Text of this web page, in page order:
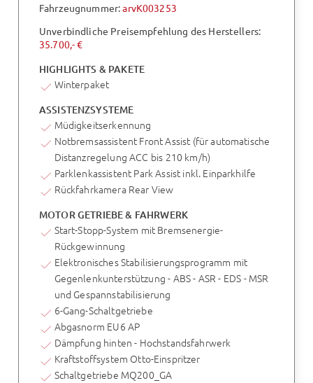
Fahrzeugnummer:arvK003253
Unverbindliche Preisempfehlung des Herstellers:
35.700,- €
HIGHLIGHTS & PAKETE
Winterpaket
ASSISTENZSYSTEME
Müdigkeitserkennung
Notbremsassistent Front Assist (für automatische
Distanzregelung ACC bis 210 km/h)
Parklenkassistent Park Assist inkl. Einparkhilfe
Rückfahrkamera Rear View
MOTOR GETRIEBE & FAHRWERK
Start-Stopp-System mit Bremsenergie-
Rückgewinnung
Elektronisches Stabilisierungsprogramm mit
Gegenlenkunterstützung - ABS - ASR - EDS - MSR
und Gespannstabilisierung
6-Gang-Schaltgetriebe
Abgasnorm EU6 AP
Dämpfung hinten - Hochstandsfahrwerk
Kraftstoffsystem Otto-Einspritzer
Schaltgetriebe MQ200_GA